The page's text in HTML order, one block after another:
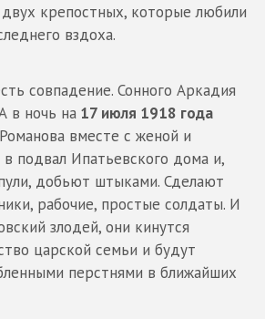
крепостных, которые любили
вздоха.
совпадение. Сонного Аркадия
в ночь на 17 июля 1918 года
вместе с женой и
подвал Ипатьевского дома и,
добьют штыками. Сделают
рабочие, простые солдаты. И
злодей, они кинутся
царской семьи и будут
перстнями в ближайших